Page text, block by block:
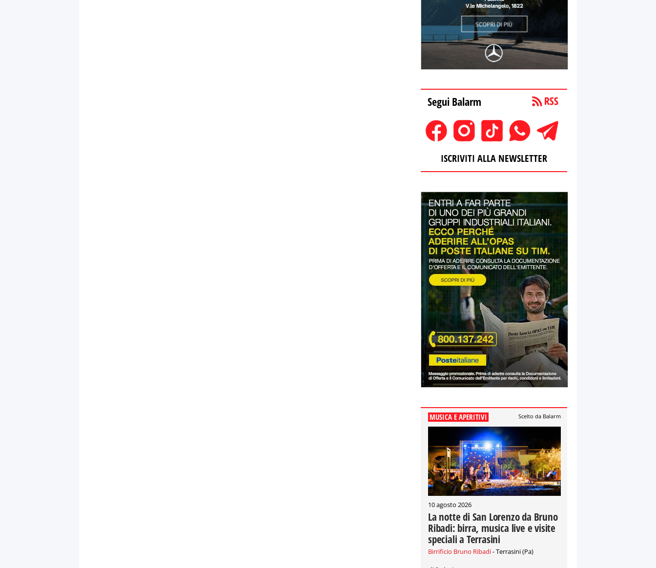
Segui Balarm
ISCRIVITI ALLA NEWSLETTER
MUSICA E APERITIVI Scelto da Balarm
10 agosto 2026
La notte di San Lorenzo da Bruno
Ribadi: birra, musica live e visite
speciali a Terrasini
Birrificio Bruno Ribadi- Terrasini (Pa)